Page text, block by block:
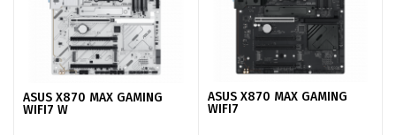
ASUS X870 MAX GAMING
WIFI7 W
ASUS X870 MAX GAMING
WIFI7